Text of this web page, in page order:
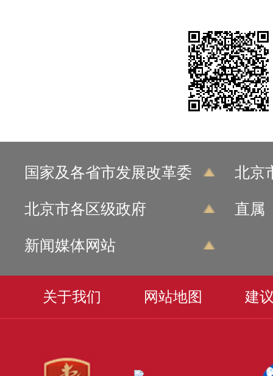
国家及各省市发展改革委 北京
北京市各区级政府 直属
新闻媒体网站
关于我们 网站地图 建